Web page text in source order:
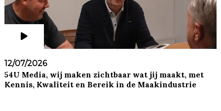
12/07/2026
54U Media, wij maken zichtbaar wat jij maakt, met
Kennis, Kwaliteit en Bereik in de Maakindustrie